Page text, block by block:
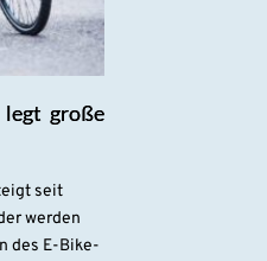
legt große
seit
werden
des E-Bike-